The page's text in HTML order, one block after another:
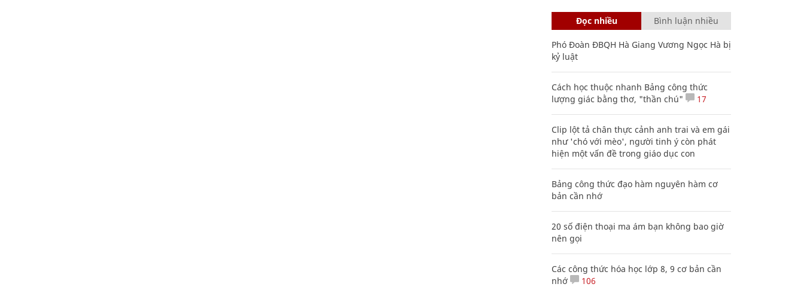
Đọc nhiều Bình luận nhiều
Phó Đoàn ĐBQH Hà Giang Vương Ngọc Hà bị
kỷ luật
Cách học thuộc nhanh Bảng công thức
lượng giác bằng thơ, "thần chú"
17
Clip lột tả chân thực cảnh anh trai và em gái
như 'chó với mèo', người tinh ý còn phát
hiện một vấn đề trong giáo dục con
Bảng công thức đạo hàm nguyên hàm cơ
bản cần nhớ
20 số điện thoại ma ám bạn không bao giờ
nên gọi
Các công thức hóa học lớp 8, 9 cơ bản cần
nhớ
106